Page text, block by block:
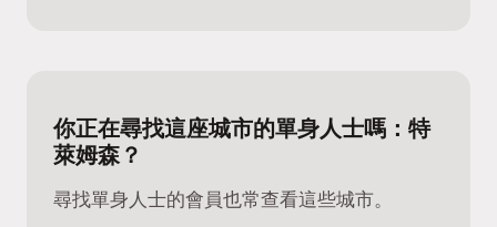
你正在尋找這座城市的單身人士嗎：特
萊姆森？
尋找單身人士的會員也常查看這些城市。